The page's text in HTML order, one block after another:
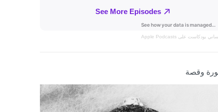
بودكاست على Apple Podcasts
وقصة